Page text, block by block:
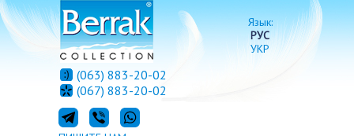
Язык:
РУС
УКР
(063) 883-20-02
(067) 883-20-02